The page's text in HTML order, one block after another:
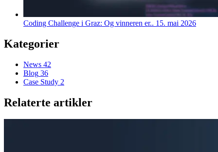
Coding Challenge i Graz: Og vinneren er.. 15. mai 2026
Kategorier
News 42
Blog 36
Case Study 2
Relaterte artikler